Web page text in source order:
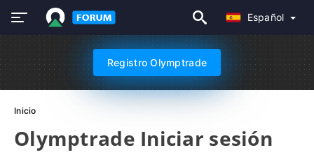
Español
Registro Olymptrade
Inicio
Olymptrade Iniciar sesión